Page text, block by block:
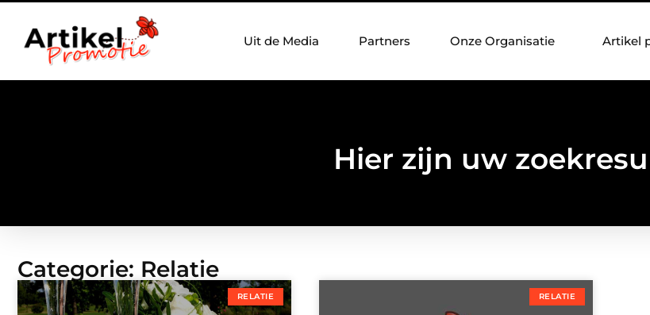
Uit de Media Partners Onze Organisatie Artikel
Hier zijn uw
Categorie: Relatie
RELATIE RELATIE